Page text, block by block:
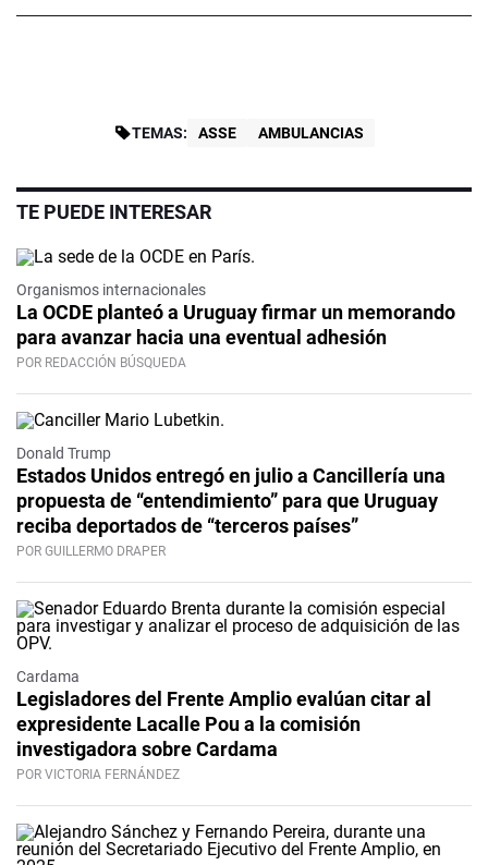
TEMAS: ASSE AMBULANCIAS
TE PUEDE INTERESAR
Organismos internacionales
La OCDE planteó a Uruguay firmar un memorando
para avanzar hacia una eventual adhesión
POR REDACCIÓN BÚSQUEDA
Donald Trump
Estados Unidos entregó en julio a Cancillería una
propuesta de “entendimiento” para que Uruguay
reciba deportados de “terceros países”
POR GUILLERMO DRAPER
Cardama
Legisladores del Frente Amplio evalúan citar al
expresidente Lacalle Pou a la comisión
investigadora sobre Cardama
POR VICTORIA FERNÁNDEZ